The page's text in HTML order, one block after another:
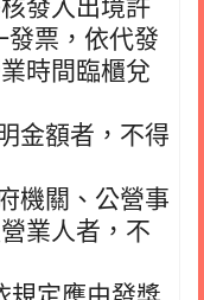
發入出境許
發票，依代發
時間臨櫃兌
金額者，不得
機關、公營事
業人者，不